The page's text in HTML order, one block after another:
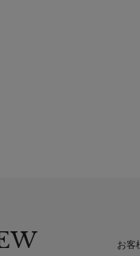
お客